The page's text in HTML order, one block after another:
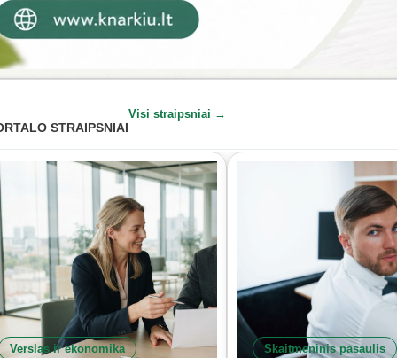
STRAIPSNIAI
Visi straipsniai →
Verslas ir ekonomika Skaitmeninis pasaulis